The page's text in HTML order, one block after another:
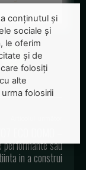
performante sau
in a construi
conținutul și
sociale și
le oferim
și de
folosiți
alte
folosirii